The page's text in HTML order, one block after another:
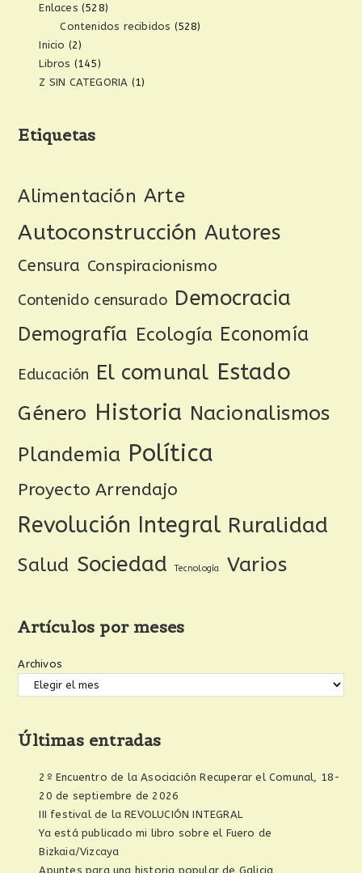
Enlaces (528)
Contenidos recibidos (528)
Inicio (2)
Libros (145)
Z SIN CATEGORIA (1)
Etiquetas
Alimentación Arte
Autoconstrucción Autores
Censura Conspiracionismo
Contenido censurado Democracia
Demografía Ecología Economía
Educación El comunal Estado
Género Historia Nacionalismos
Plandemia Política
Proyecto Arrendajo
Revolución Integral Ruralidad
Salud Sociedad Tecnología Varios
Artículos por meses
Archivos
Últimas entradas
2º Encuentro de la Asociación Recuperar el Comunal, 18-
20 de septiembre de 2026
III festival de la REVOLUCIÓN INTEGRAL
Ya está publicado mi libro sobre el Fuero de
Bizkaia/Vizcaya
Apuntes para una historia popular de Galicia